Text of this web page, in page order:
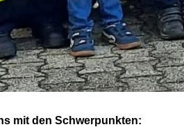
mit den Schwerpunkten: